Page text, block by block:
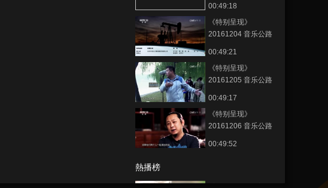
00:49:18
《特别呈现》
20161204 音乐公路
00:49:21
《特别呈现》
20161205 音乐公路
00:49:17
《特别呈现》
20161206 音乐公路
00:49:52
熱播榜